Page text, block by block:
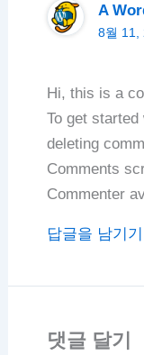
A
8월 11,
Hi, this is a
To get started
deleting
Comments
Commenter
답글을 남기
댓글 달기